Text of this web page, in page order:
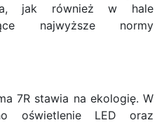
jak również w hale
najwyższe normy
7R stawia na ekologię. W
oświetlenie LED oraz